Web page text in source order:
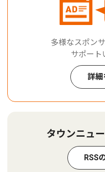
多様なスポン
サポート
詳細
タウンニュ
RSS